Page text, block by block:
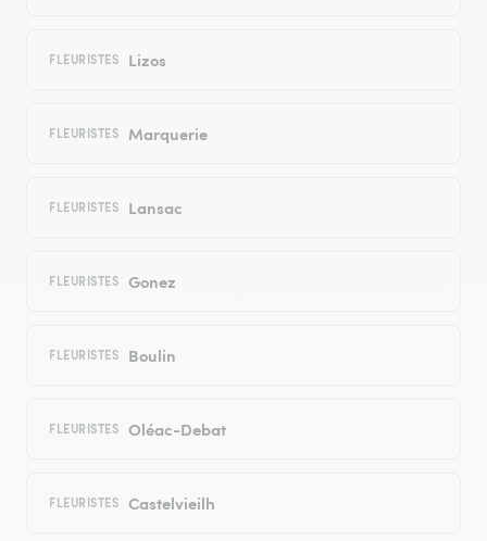
FLEURISTES Lizos
FLEURISTES Marquerie
FLEURISTES Lansac
FLEURISTES Gonez
FLEURISTES Boulin
FLEURISTES Oléac-Debat
FLEURISTES Castelvieilh